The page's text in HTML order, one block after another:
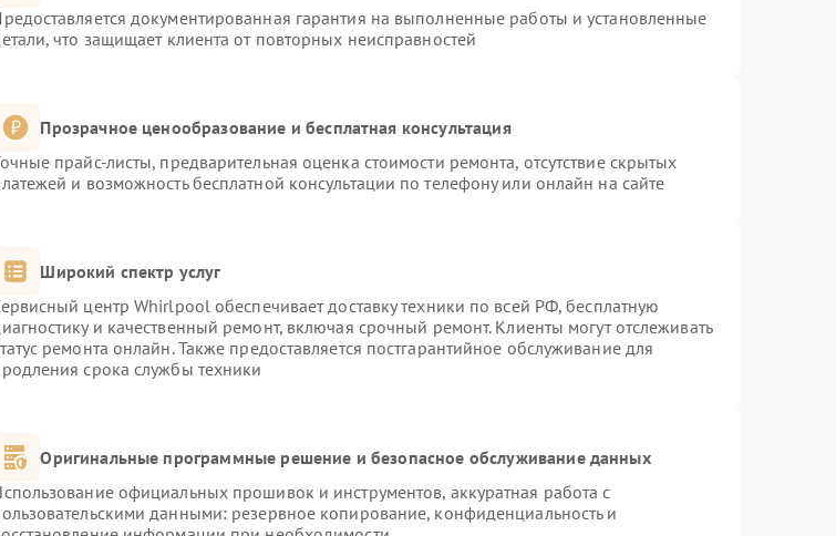
документированная гарантия на выполненные работы и установленные
что защищает клиента от повторных неисправностей
Прозрачное ценообразование и бесплатная консультация
прайс-листы, предварительная оценка стоимости ремонта, отсутствие скрытых
и возможность бесплатной консультации по телефону или онлайн на сайте
Широкий спектр услуг
центр Whirlpool обеспечивает доставку техники по всей РФ, бесплатную
и качественный ремонт, включая срочный ремонт. Клиенты могут отслеживать
ремонта онлайн. Также предоставляется постгарантийное обслуживание для
срока службы техники
Оригинальные программные решение и безопасное обслуживание данных
официальных прошивок и инструментов, аккуратная работа с
данными: резервное копирование, конфиденциальность и